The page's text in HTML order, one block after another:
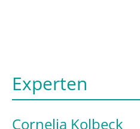
Experten
Cornelia Kolbeck